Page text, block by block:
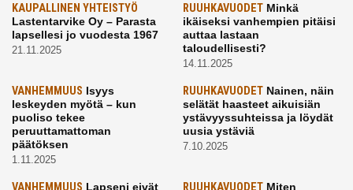
KAUPALLINEN YHTEISTYÖ
Lastentarvike Oy – Parasta
lapsellesi jo vuodesta 1967
21.11.2025
RUUHKAVUODETMinkä
ikäiseksi vanhempien pitäisi
auttaa lastaan
taloudellisesti?
14.11.2025
VANHEMMUUS Isyys
leskeyden myötä – kun
puoliso tekee
peruuttamattoman
päätöksen
1.11.2025
RUUHKAVUODETNainen, näin
selätät haasteet aikuisiän
ystävyyssuhteissa ja löydät
uusia ystäviä
7.10.2025
VANHEMMUUS Lapseni eivät
RUUHKAVUODETMiten